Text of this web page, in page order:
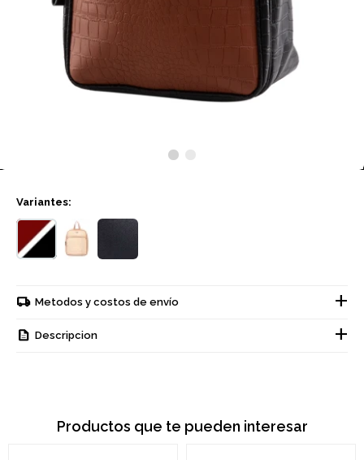
Variantes:
Metodos y costos de envío
Descripcion
Productos que te pueden interesar